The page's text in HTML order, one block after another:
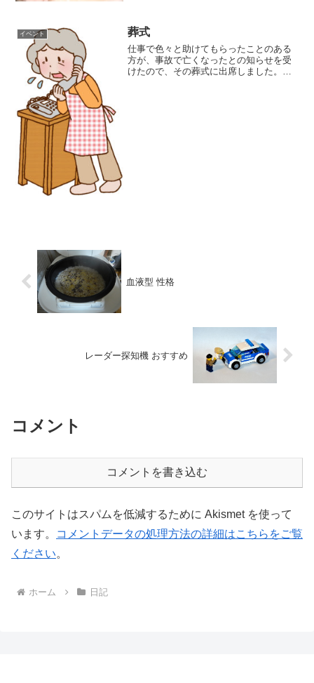
イベント 葬式
仕事で色々と助けてもらったことのある
方が、事故で亡くなったとの知らせを受
けたので、その葬式に出席しました。亡
血液型 性格
レーダー探知機 おすすめ
コメント
コメントを書き込む
このサイトはスパムを低減するために Akismet を使って
います。
コメントデータの処理方法の詳細はこちらをご覧
ください。
ホーム 日記